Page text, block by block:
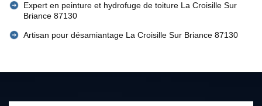
Expert en peinture et hydrofuge de toiture La Croisille Sur
Briance 87130
Artisan pour désamiantage La Croisille Sur Briance 87130